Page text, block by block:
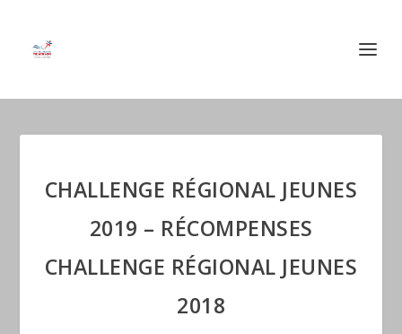
CHALLENGE RÉGIONAL JEUNES
2019 – RÉCOMPENSES
CHALLENGE RÉGIONAL JEUNES
2018